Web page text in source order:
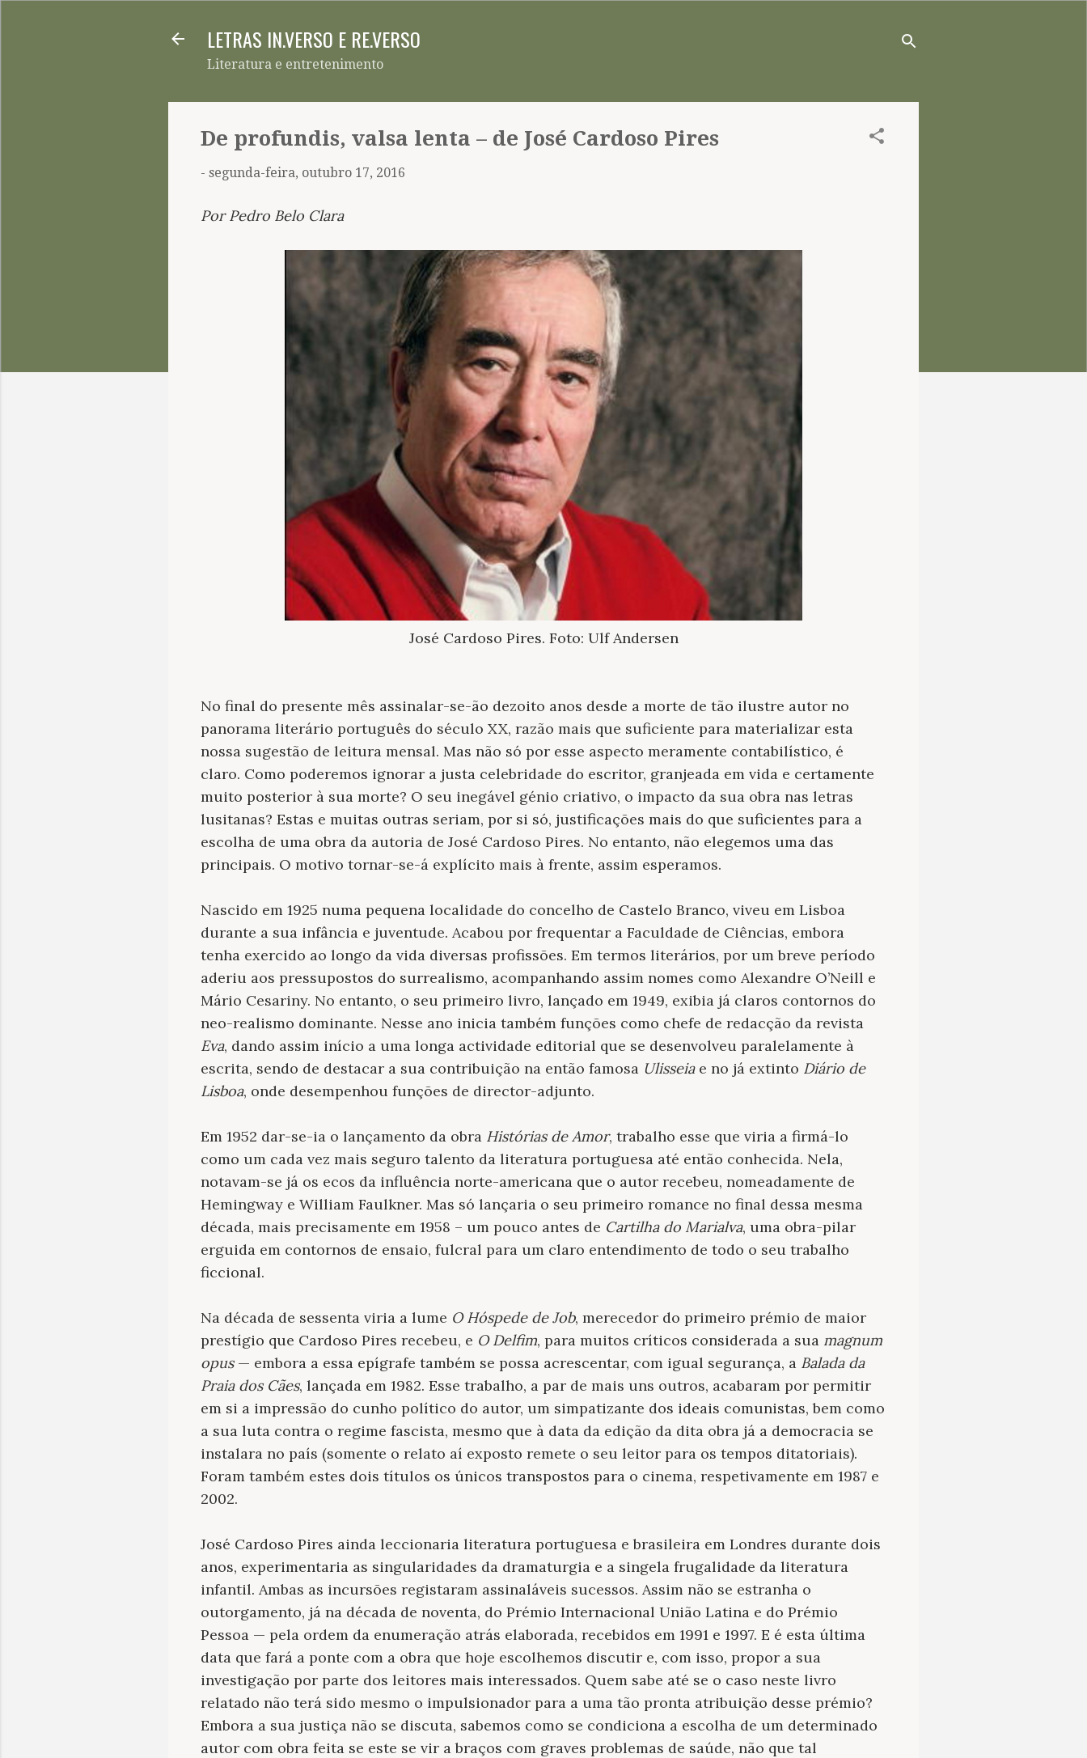
LETRAS IN.VERSO E RE.VERSO
Literatura e entretenimento
De profundis, valsa lenta – de José Cardoso Pires
- segunda-feira, outubro 17, 2016
Por Pedro Belo Clara
José Cardoso Pires. Foto: Ulf Andersen
No final do presente mês assinalar-se-ão dezoito anos desde a morte de tão ilustre autor no
panorama literário português do século XX, razão mais que suficiente para materializar esta
nossa sugestão de leitura mensal. Mas não só por esse aspecto meramente contabilístico, é
claro. Como poderemos ignorar a justa celebridade do escritor, granjeada em vida e certamente
muito posterior à sua morte? O seu inegável génio criativo, o impacto da sua obra nas letras
lusitanas? Estas e muitas outras seriam, por si só, justificações mais do que suficientes para a
escolha de uma obra da autoria de José Cardoso Pires. No entanto, não elegemos uma das
principais. O motivo tornar-se-á explícito mais à frente, assim esperamos.
Nascido em 1925 numa pequena localidade do concelho de Castelo Branco, viveu em Lisboa
durante a sua infância e juventude. Acabou por frequentar a Faculdade de Ciências, embora
tenha exercido ao longo da vida diversas profissões. Em termos literários, por um breve período
aderiu aos pressupostos do surrealismo, acompanhando assim nomes como Alexandre O’Neill e
Mário Cesariny. No entanto, o seu primeiro livro, lançado em 1949, exibia já claros contornos do
neo-realismo dominante. Nesse ano inicia também funções como chefe de redacção da revista
Eva, dando assim início a uma longa actividade editorial que se desenvolveu paralelamente à
escrita, sendo de destacar a sua contribuição na então famosa Ulisseiae no já extinto Diário de
Lisboa, onde desempenhou funções de director-adjunto.
Em 1952 dar-se-ia o lançamento da obra Histórias de Amor, trabalho esse que viria a firmá-lo
como um cada vez mais seguro talento da literatura portuguesa até então conhecida. Nela,
notavam-se já os ecos da influência norte-americana que o autor recebeu, nomeadamente de
Hemingway e William Faulkner. Mas só lançaria o seu primeiro romance no final dessa mesma
década, mais precisamente em 1958 – um pouco antes de Cartilha do Marialva, uma obra-pilar
erguida em contornos de ensaio, fulcral para um claro entendimento de todo o seu trabalho
ficcional.
Na década de sessenta viria a lume O Hóspede de Job, merecedor do primeiro prémio de maior
prestígio que Cardoso Pires recebeu, e O Delfim, para muitos críticos considerada a sua magnum
opus — embora a essa epígrafe também se possa acrescentar, com igual segurança, a Balada da
Praia dos Cães, lançada em 1982. Esse trabalho, a par de mais uns outros, acabaram por permitir
em si a impressão do cunho político do autor, um simpatizante dos ideais comunistas, bem como
a sua luta contra o regime fascista, mesmo que à data da edição da dita obra já a democracia se
instalara no país (somente o relato aí exposto remete o seu leitor para os tempos ditatoriais).
Foram também estes dois títulos os únicos transpostos para o cinema, respetivamente em 1987 e
2002.
José Cardoso Pires ainda leccionaria literatura portuguesa e brasileira em Londres durante dois
anos, experimentaria as singularidades da dramaturgia e a singela frugalidade da literatura
infantil. Ambas as incursões registaram assinaláveis sucessos. Assim não se estranha o
outorgamento, já na década de noventa, do Prémio Internacional União Latina e do Prémio
Pessoa — pela ordem da enumeração atrás elaborada, recebidos em 1991 e 1997. E é esta última
data que fará a ponte com a obra que hoje escolhemos discutir e, com isso, propor a sua
investigação por parte dos leitores mais interessados. Quem sabe até se o caso neste livro
relatado não terá sido mesmo o impulsionador para a uma tão pronta atribuição desse prémio?
Embora a sua justiça não se discuta, sabemos como se condiciona a escolha de um determinado
autor com obra feita se este se vir a braços com graves problemas de saúde, não que tal